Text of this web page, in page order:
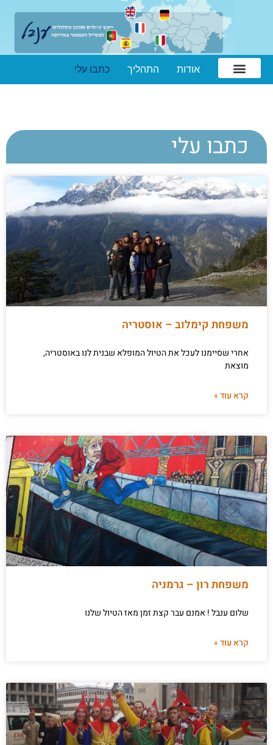
אודות התהליך כתבו עלי
כתבו עלי
משפחת קימלוב – אוסטריה
אחרי שסיימנו לעכל את הטיול המופלא שבנית לנו באוסטריה,
מוצאת
קרא עוד »
משפחת רון – גרמניה
שלום ענבל ! אמנם עבר קצת זמן מאז הטיול שלנו
קרא עוד »